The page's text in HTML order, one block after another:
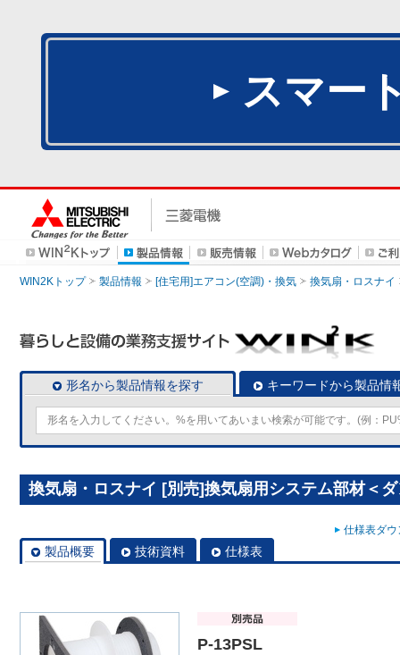
スマー
WIN2Kトップ 製品情報 [住宅用]エアコン(空調)・換気 換気扇・ロスナイ
形名から製品情報を探す キーワードから製品情
換気扇・ロスナイ [別売]換気扇用システム部材＜
仕様表ダ
製品概要 技術資料 仕様表
P-13PSL